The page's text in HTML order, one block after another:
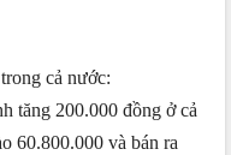
cả nước:
tăng 200.000 đồng ở cả
60.800.000 và bán ra